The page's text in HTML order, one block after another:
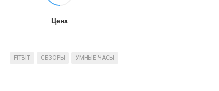
Цена
FITBIT ОБЗОРЫ УМНЫЕ ЧАСЫ